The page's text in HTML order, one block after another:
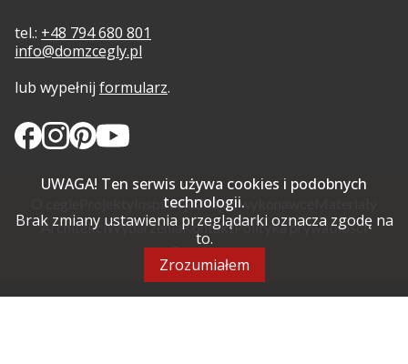
UWAGA! Ten serwis używa cookies i podobnych
technologii.
Brak zmiany ustawienia przeglądarki oznacza zgodę na
to.
Zrozumiałem
tel.: +48 794 680 801
info@domzcegly.pl
lub wypełnij formularz.
InspiracjeZnajdź wykonawcę
ArchitekciWydarzenia KontaktPolityka prywatności
Regulamin